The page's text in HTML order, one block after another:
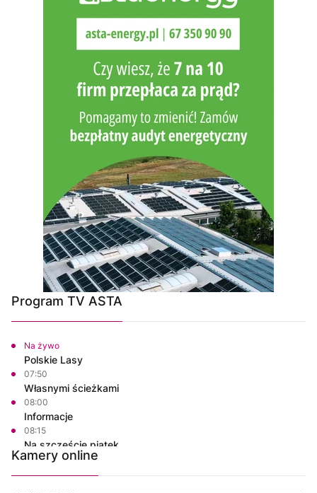
Program TV ASTA
Na żywo
Polskie Lasy
07:50
Własnymi ścieżkami
08:00
Informacje
08:15
Na szczęście piątek
08:30
Ze starych taśm
Kamery online